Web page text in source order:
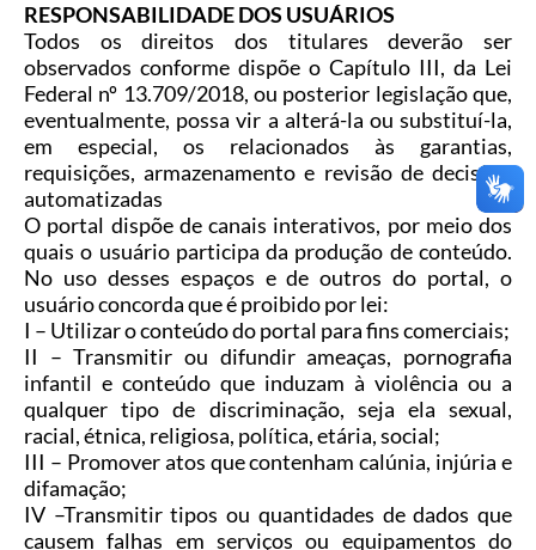
RESPONSABILIDADE DOS USUÁRIOS
Todos os direitos dos titulares deverão ser
observados conforme dispõe o Capítulo III, da Lei
Federal nº 13.709/2018, ou posterior legislação que,
eventualmente, possa vir a alterá-la ou substituí-la,
em especial, os relacionados às garantias,
requisições, armazenamento e revisão de decisões
automatizadas
O portal dispõe de canais interativos, por meio dos
quais o usuário participa da produção de conteúdo.
No uso desses espaços e de outros do portal, o
usuário concorda que é proibido por lei:
I – Utilizar o conteúdo do portal para fins comerciais;
II – Transmitir ou difundir ameaças, pornografia
infantil e conteúdo que induzam à violência ou a
qualquer tipo de discriminação, seja ela sexual,
racial, étnica, religiosa, política, etária, social;
III – Promover atos que contenham calúnia, injúria e
difamação;
IV –Transmitir tipos ou quantidades de dados que
causem falhas em serviços ou equipamentos do